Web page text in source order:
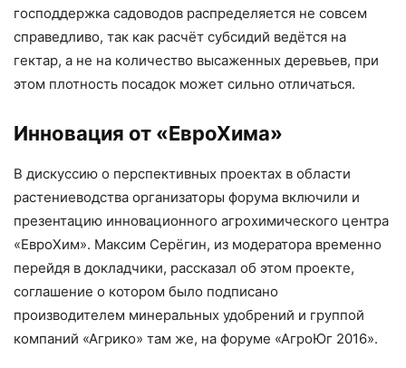
господдержка садоводов распределяется не совсем
справедливо, так как расчёт субсидий ведётся на
гектар, а не на количество высаженных деревьев, при
этом плотность посадок может сильно отличаться.
Инновация от «ЕвроХима»
В дискуссию о перспективных проектах в области
растениеводства организаторы форума включили и
презентацию инновационного агрохимического центра
«ЕвроХим». Максим Серёгин, из модератора временно
перейдя в докладчики, рассказал об этом проекте,
соглашение о котором было подписано
производителем минеральных удобрений и группой
компаний «Агрико» там же, на форуме «АгроЮг 2016».